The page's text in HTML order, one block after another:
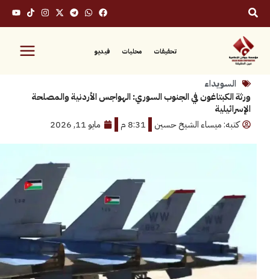
محليات فيديو
في الجنوب السوري: الهواجس الأردنية والمصلحة
ميساء الشيخ حسين
8:31 م مايو 11, 2026